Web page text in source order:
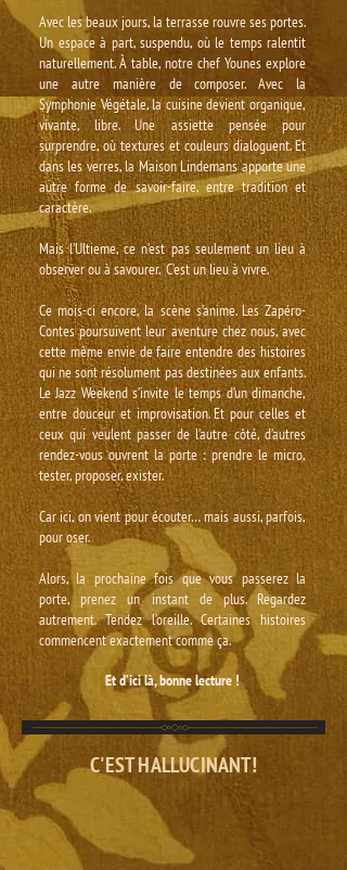
Avec les beaux jours, la terrasse rouvre ses portes.
Un espace à part, suspendu, où le temps ralentit
naturellement. À table, notre chef Younes explore
une autre manière de composer. Avec la
Symphonie Végétale, la cuisine devient organique,
vivante, libre. Une assiette pensée pour
surprendre, où textures et couleurs dialoguent. Et
dans les verres, la Maison Lindemans apporte une
autre forme de savoir-faire, entre tradition et
caractère.
Mais l’Ultieme, ce n’est pas seulement un lieu à
observer ou à savourer. C’est un lieu à vivre.
​Ce mois-ci encore, la scène s’anime. Les Zapéro-
Contes poursuivent leur aventure chez nous, avec
cette même envie de faire entendre des histoires
qui ne sont résolument pas destinées aux enfants.
Le Jazz Weekend s’invite le temps d’un dimanche,
entre douceur et improvisation. Et pour celles et
ceux qui veulent passer de l’autre côté, d’autres
rendez-vous ouvrent la porte : prendre le micro,
tester, proposer, exister.
Car ici, on vient pour écouter… mais aussi, parfois,
pour oser.
Alors, la prochaine fois que vous passerez la
porte, prenez un instant de plus. Regardez
autrement. Tendez l’oreille. Certaines histoires
commencent exactement comme ça.​
Et d’ici là, bonne lecture !
C'EST HALLUCINANT!